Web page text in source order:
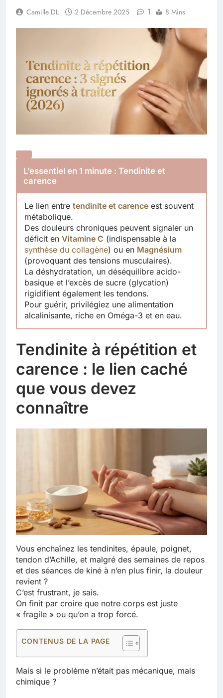
Camille DL 2 Décembre 2025 1 8 Mins
L’essentiel en 1 minute : Tendinite et
carence
Le lien entre tendinite et carence est souvent
métabolique.
Des douleurs chroniques peuvent signaler un
déficit en Vitamine C (indispensable à la
synthèse du collagène) ou en Magnésium
(provoquant des tensions musculaires).
La déshydratation, un déséquilibre acido-
basique et l’excès de sucre (glycation)
rigidifient également les tendons.
Pour guérir, privilégiez une alimentation
alcalinisante, riche en Oméga-3 et en eau.
Tendinite à répétition et
carence : le lien caché
que vous devez
connaître
Vous enchaînez les tendinites, épaule, poignet,
tendon d’Achille, et malgré des semaines de repos
et des séances de kiné à n’en plus finir, la douleur
revient ?
C’est frustrant, je sais.
On finit par croire que notre corps est juste
« fragile » ou qu’on a trop forcé.
CONTENUS DE LA PAGE
Mais si le problème n’était pas mécanique, mais
chimique ?